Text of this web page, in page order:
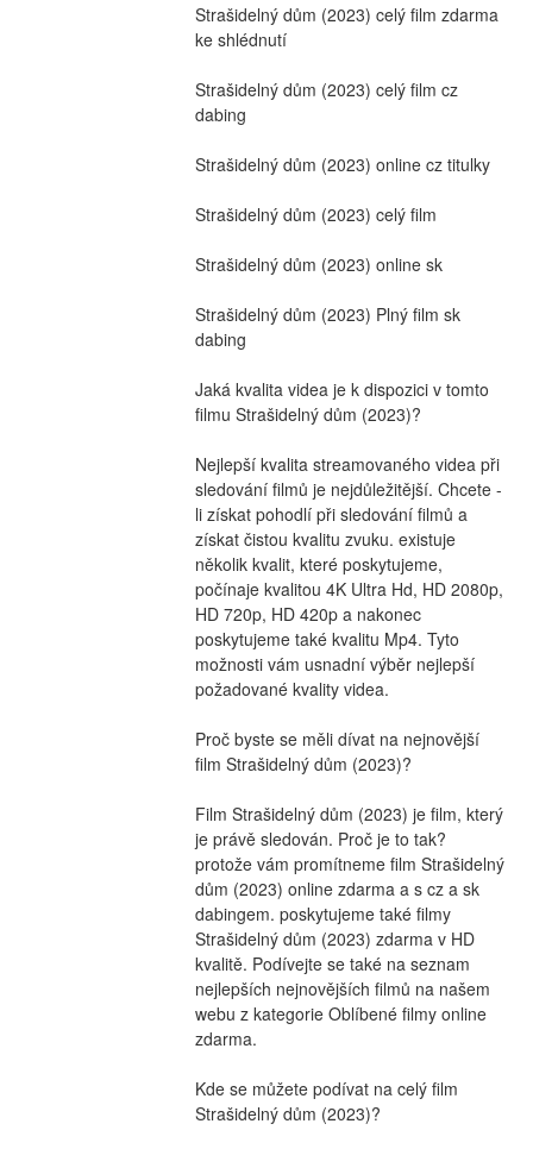
Strašidelný dům (2023) celý film zdarma
ke shlédnutí
Strašidelný dům (2023) celý film cz
dabing
Strašidelný dům (2023) online cz titulky
Strašidelný dům (2023) celý film
Strašidelný dům (2023) online sk
Strašidelný dům (2023) Plný film sk
dabing
Jaká kvalita videa je k dispozici v tomto
filmu Strašidelný dům (2023)?
Nejlepší kvalita streamovaného videa při
sledování filmů je nejdůležitější. Chcete -
li získat pohodlí při sledování filmů a
získat čistou kvalitu zvuku. existuje
několik kvalit, které poskytujeme,
počínaje kvalitou 4K Ultra Hd, HD 2080p,
HD 720p, HD 420p a nakonec
poskytujeme také kvalitu Mp4. Tyto
možnosti vám usnadní výběr nejlepší
požadované kvality videa.
Proč byste se měli dívat na nejnovější
film Strašidelný dům (2023)?
Film Strašidelný dům (2023) je film, který
je právě sledován. Proč je to tak?
protože vám promítneme film Strašidelný
dům (2023) online zdarma a s cz a sk
dabingem. poskytujeme také filmy
Strašidelný dům (2023) zdarma v HD
kvalitě. Podívejte se také na seznam
nejlepších nejnovějších filmů na našem
webu z kategorie Oblíbené filmy online
zdarma.
Kde se můžete podívat na celý film
Strašidelný dům (2023)?